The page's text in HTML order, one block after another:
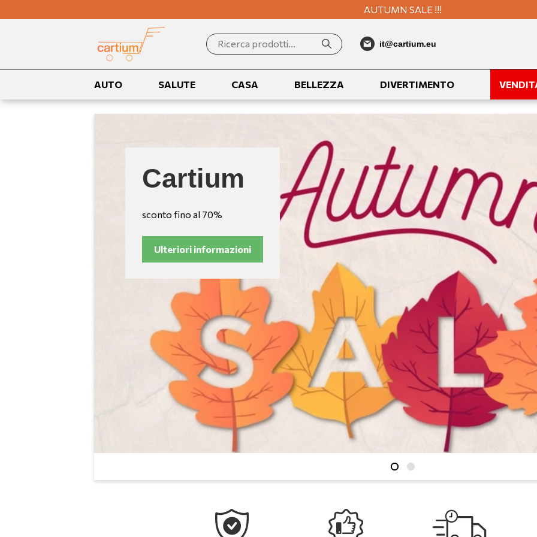
AUTUMN SALE !!!
Search
for:
it@cartium.eu
AUTO SALUTE CASA BELLEZZA DIVERTIMENTO
Cartium
sconto fino al 70%
Ulteriori informazioni